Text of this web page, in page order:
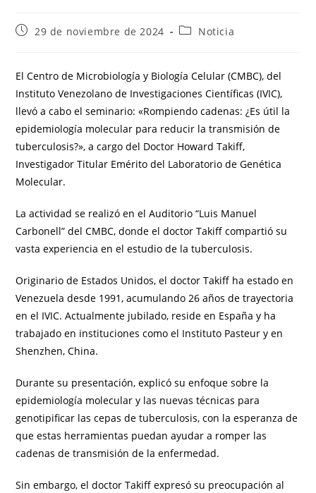
29 de noviembre de 2024 Noticia
El Centro de Microbiología y Biología Celular (CMBC), del
Instituto Venezolano de Investigaciones Científicas (IVIC),
llevó a cabo el seminario: «Rompiendo cadenas: ¿Es útil la
epidemiología molecular para reducir la transmisión de
tuberculosis?», a cargo del Doctor Howard Takiff,
Investigador Titular Emérito del Laboratorio de Genética
Molecular.
La actividad se realizó en el Auditorio “Luis Manuel
Carbonell” del CMBC, donde el doctor Takiff compartió su
vasta experiencia en el estudio de la tuberculosis.
Originario de Estados Unidos, el doctor Takiff ha estado en
Venezuela desde 1991, acumulando 26 años de trayectoria
en el IVIC. Actualmente jubilado, reside en España y ha
trabajado en instituciones como el Instituto Pasteur y en
Shenzhen, China.
Durante su presentación, explicó su enfoque sobre la
epidemiología molecular y las nuevas técnicas para
genotipificar las cepas de tuberculosis, con la esperanza de
que estas herramientas puedan ayudar a romper las
cadenas de transmisión de la enfermedad.
Sin embargo, el doctor Takiff expresó su preocupación al